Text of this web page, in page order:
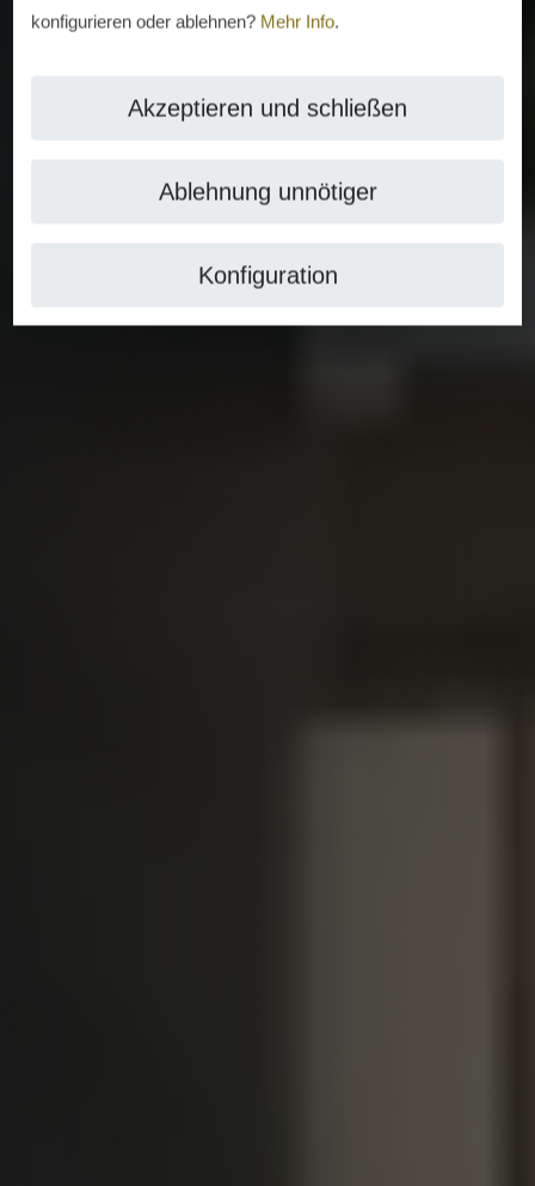
konfigurieren oder ablehnen? Mehr Info.
Akzeptieren und schließen
Ablehnung unnötiger
Konfiguration